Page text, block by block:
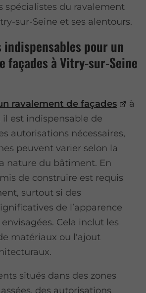
spécialistes du ravalement
sur-Seine et ses alentours.
pour un
façades à Vitry-sur-Seine
ravalement de façades
à
il est indispensable de
autorisations nécessaires,
peuvent varier selon la
nature du bâtiment. En
de construire est requis
surtout si des
de l’apparence
Cela inclut les
matériaux ou l'ajout
situés dans des zones
des autorisations